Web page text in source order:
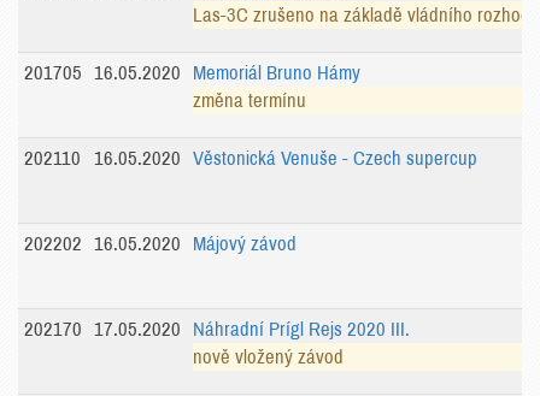
Las-3C zrušeno na základě vládního
201705 16.05.2020
Memoriál Bruno Hámy
změna termínu
202110 16.05.2020 Věstonická Venuše - Czech supercup
202202 16.05.2020 Májový závod
202170 17.05.2020
Náhradní Prígl Rejs 2020 III.
nově vložený závod